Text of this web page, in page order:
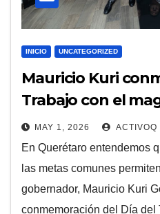
INICIO UNCATEGORIZED
Mauricio Kuri
Trabajo con el
queretano
MAY 1, 2026 ACTIVOQ
En Querétaro entendemos
las metas comunes
gobernador, Mauricio Kuri
conmemoración del Día